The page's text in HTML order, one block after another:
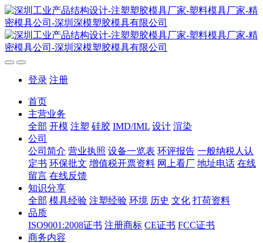
登录 注册
首页
主营业务
全部 开模 注塑 硅胶 IMD/IML 设计 渲染
公司
公司简介 营业执照 设备一览表 环评报告 一般纳税人认
定书 环保批文 增值税开票资料 网上看厂 地址电话 在线
留言 在线反馈
知识分享
全部 模具经验 注塑经验 环境 历史 文化 打荷资料
品质
ISO9001:2008证书 注册商标 CE证书 FCC证书
商务内容